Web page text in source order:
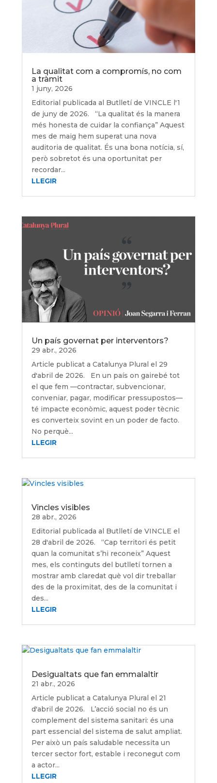
La qualitat com a compromís, no com
a tràmit
1 juny, 2026
Editorial publicada al Butlletí de VINCLE l'1
de juny de 2026. “La qualitat és la manera
més honesta de cuidar la confiança” Aquest
mes de maig hem superat una nova
auditoria de qualitat. És una bona notícia, sí,
però sobretot és una oportunitat per
recordar...
LLEGIR
Un país governat per interventors?
29 abr., 2026
Article publicat a Catalunya Plural el 29
d'abril de 2026. En un país on gairebé tot
el que fem —contractar, subvencionar,
conveniar, pagar, modificar pressupostos—
té impacte econòmic, aquest poder tècnic
es converteix sovint en un poder de facto.
No perquè...
LLEGIR
Vincles visibles
28 abr., 2026
Editorial publicada al Butlletí de VINCLE el
28 d'abril de 2026. “Cap territori és petit
quan la comunitat s’hi reconeix” Aquest
mes, els continguts del butlletí tornen a
mostrar amb claredat què vol dir treballar
des de la proximitat, des de la comunitat i
des...
LLEGIR
Desigualtats que fan emmalaltir
21 abr., 2026
Article publicat a Catalunya Plural el 21
d'abril de 2026. L’acció social no és un
complement del sistema sanitari: és una
part essencial del sistema de salut ampliat.
Per això un país saludable necessita un
tercer sector fort, estable i reconegut com
a actor...
LLEGIR